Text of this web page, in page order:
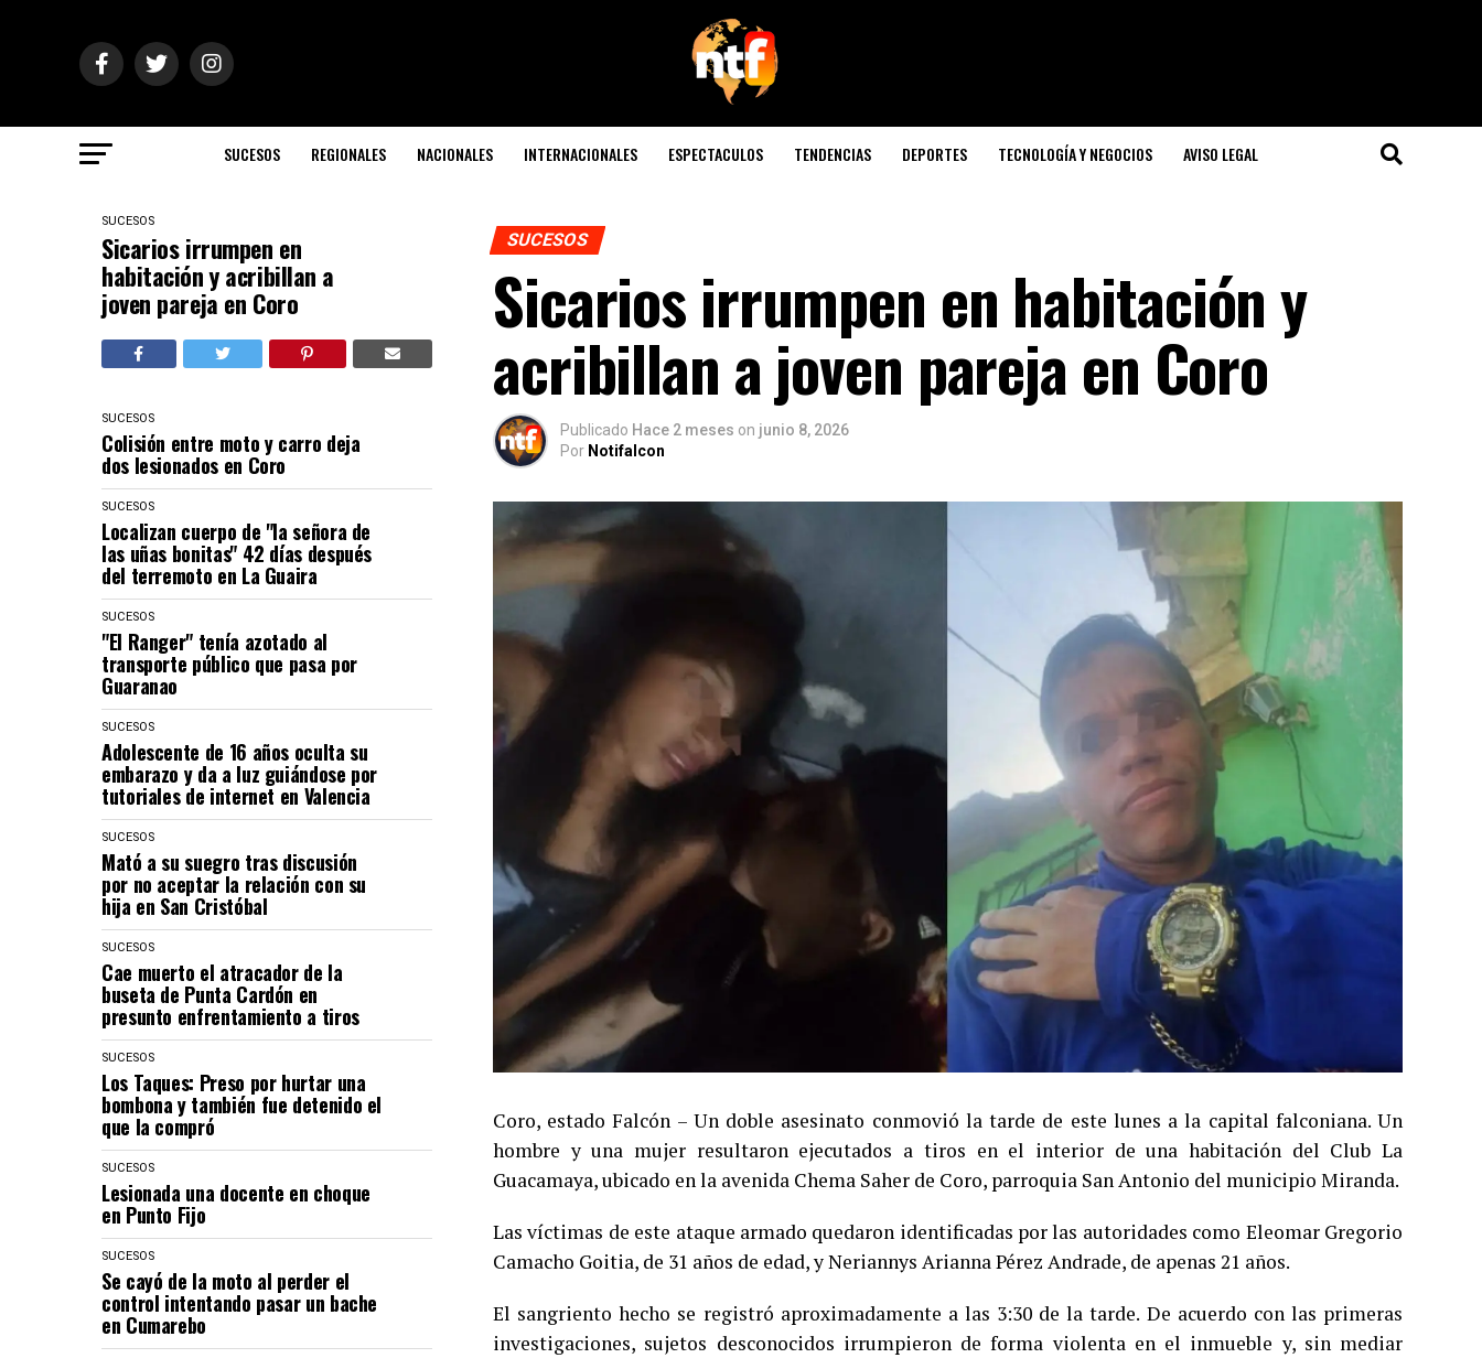
SUCESOS REGIONALES NACIONALES INTERNACIONALES ESPECTACULOS TENDENCIAS DEPORTES TECNOLOGÍA Y NEGOCIOS AVISO LEGAL
SUCESOS
Sicarios irrumpen en
habitación y acribillan a
joven pareja en Coro
SUCESOS
Colisión entre moto y carro deja
dos lesionados en Coro
SUCESOS
Localizan cuerpo de "la señora de
las uñas bonitas" 42 días después
del terremoto en La Guaira
SUCESOS
"El Ranger" tenía azotado al
transporte público que pasa por
Guaranao
SUCESOS
Adolescente de 16 años oculta su
embarazo y da a luz guiándose por
tutoriales de internet en Valencia
SUCESOS
Mató a su suegro tras discusión
por no aceptar la relación con su
hija en San Cristóbal
SUCESOS
Cae muerto el atracador de la
buseta de Punta Cardón en
presunto enfrentamiento a tiros
SUCESOS
Los Taques: Preso por hurtar una
bombona y también fue detenido el
que la compró
SUCESOS
Lesionada una docente en choque
en Punto Fijo
SUCESOS
Se cayó de la moto al perder el
control intentando pasar un bache
en Cumarebo
SUCESOS
Sicarios irrumpen en habitación y
acribillan a joven pareja en Coro
Publicado Hace 2 meses on junio 8, 2026
Por Notifalcon
Coro, estado Falcón – Un doble asesinato conmovió la tarde de este lunes a la capital falconiana. Un
hombre y una mujer resultaron ejecutados a tiros en el interior de una habitación del Club La
Guacamaya, ubicado en la avenida Chema Saher de Coro, parroquia San Antonio del municipio Miranda.
Las víctimas de este ataque armado quedaron identificadas por las autoridades como Eleomar Gregorio
Camacho Goitia, de 31 años de edad, y Neriannys Arianna Pérez Andrade, de apenas 21 años.
El sangriento hecho se registró aproximadamente a las 3:30 de la tarde. De acuerdo con las primeras
investigaciones, sujetos desconocidos irrumpieron de forma violenta en el inmueble y, sin mediar